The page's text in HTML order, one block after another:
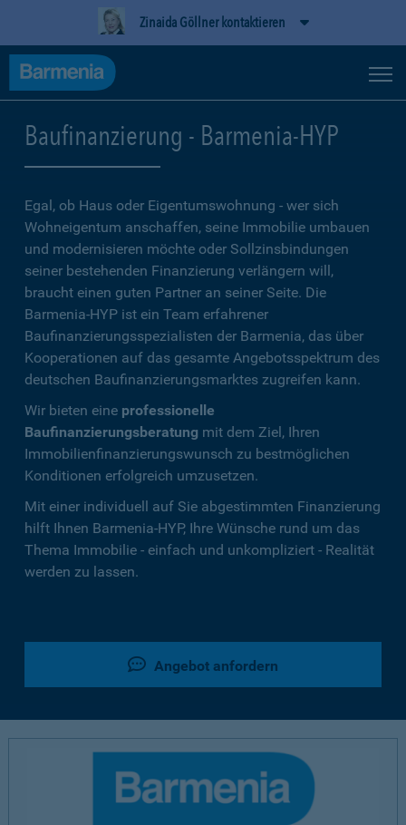
Zinaida Göllner kontaktieren
Baufinanzierung - Barmenia-HYP
Egal, ob Haus oder Eigentumswohnung - wer sich
Wohneigentum anschaffen, seine Immobilie umbauen
und modernisieren möchte oder Sollzinsbindungen
seiner bestehenden Finanzierung verlängern will,
braucht einen guten Partner an seiner Seite. Die
Barmenia-HYP ist ein Team erfahrener
Baufinanzierungsspezialisten der Barmenia, das über
Kooperationen auf das gesamte Angebotsspektrum des
deutschen Baufinanzierungsmarktes zugreifen kann.
Wir bieten eine professionelle
Baufinanzierungsberatung mit dem Ziel, Ihren
Immobilienfinanzierungswunsch zu bestmöglichen
Konditionen erfolgreich umzusetzen.
Mit einer individuell auf Sie abgestimmten Finanzierung
hilft Ihnen Barmenia-HYP, Ihre Wünsche rund um das
Thema Immobilie - einfach und unkompliziert - Realität
werden zu lassen.
Angebot anfordern